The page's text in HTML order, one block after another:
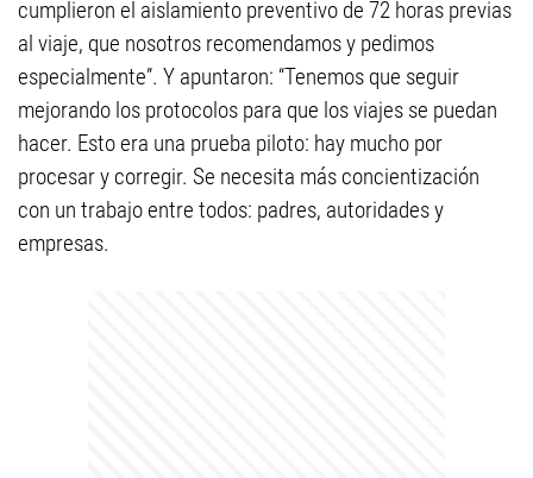
cumplieron el aislamiento preventivo de 72 horas previas
al viaje, que nosotros recomendamos y pedimos
especialmente”. Y apuntaron: “Tenemos que seguir
mejorando los protocolos para que los viajes se puedan
hacer. Esto era una prueba piloto: hay mucho por
procesar y corregir. Se necesita más concientización
con un trabajo entre todos: padres, autoridades y
empresas.